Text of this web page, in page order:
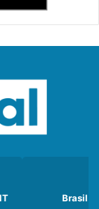
Brasil